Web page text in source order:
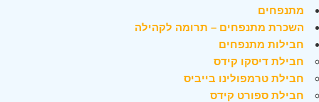
מתנפחים
השכרת מתנפחים – תרומה לקהילה
חבילות מתנפחים
חבילת דיסקו קידס
חבילת טרמפולינו בייביס
חבילת ספורט קידס